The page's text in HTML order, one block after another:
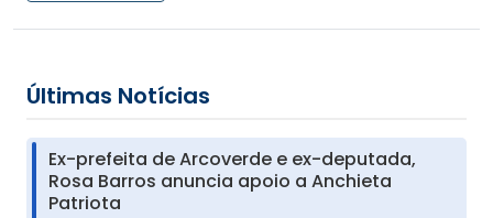
Últimas Notícias
Ex-prefeita de Arcoverde e ex-deputada,
Rosa Barros anuncia apoio a Anchieta
Patriota